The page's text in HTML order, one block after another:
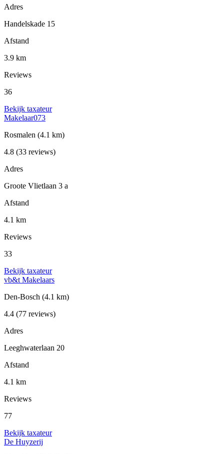
Adres
Handelskade 15
Afstand
3.9 km
Reviews
36
Bekijk taxateur
Makelaar073
Rosmalen (4.1 km)
4.8 (33 reviews)
Adres
Groote Vlietlaan 3 a
Afstand
4.1 km
Reviews
33
Bekijk taxateur
vb&t Makelaars
Den-Bosch (4.1 km)
4.4 (77 reviews)
Adres
Leeghwaterlaan 20
Afstand
4.1 km
Reviews
77
Bekijk taxateur
De Huyzerij